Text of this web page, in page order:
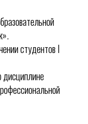
студентов I
дисциплине